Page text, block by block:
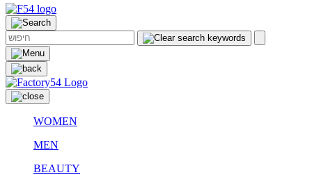
WOMEN
MEN
BEAUTY